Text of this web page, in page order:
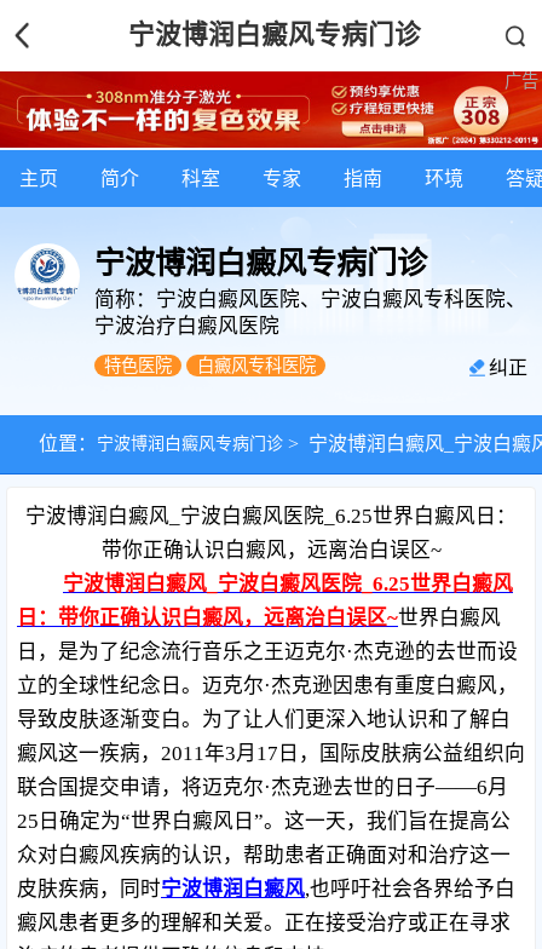
宁波博润白癜风专病门诊
主页 简介 科室 专家 指南 环境 答
宁波博润白癜风专病门诊
简称：宁波白癜风医院、宁波白癜风专科医院、
宁波治疗白癜风医院
特色医院 白癜风专科医院 纠正
位置： 宁波博润白癜风专病门诊 > 宁波博润白癜风_宁波白癜
宁波博润白癜风_宁波白癜风医院_6.25世界白癜风日：
带你正确认识白癜风，远离治白误区~
宁波博润白癜风_宁波白癜风医院_6.25世界白癜风
日：带你正确认识白癜风，远离治白误区~世界白癜风
日，是为了纪念流行音乐之王迈克尔·杰克逊的去世而设
立的全球性纪念日。迈克尔·杰克逊因患有重度白癜风，
导致皮肤逐渐变白。为了让人们更深入地认识和了解白
癜风这一疾病，2011年3月17日，国际皮肤病公益组织向
联合国提交申请，将迈克尔·杰克逊去世的日子——6月
25日确定为“世界白癜风日”。这一天，我们旨在提高公
众对白癜风疾病的认识，帮助患者正确面对和治疗这一
皮肤疾病，同时宁波博润白癜风,也呼吁社会各界给予白
癜风患者更多的理解和关爱。正在接受治疗或正在寻求